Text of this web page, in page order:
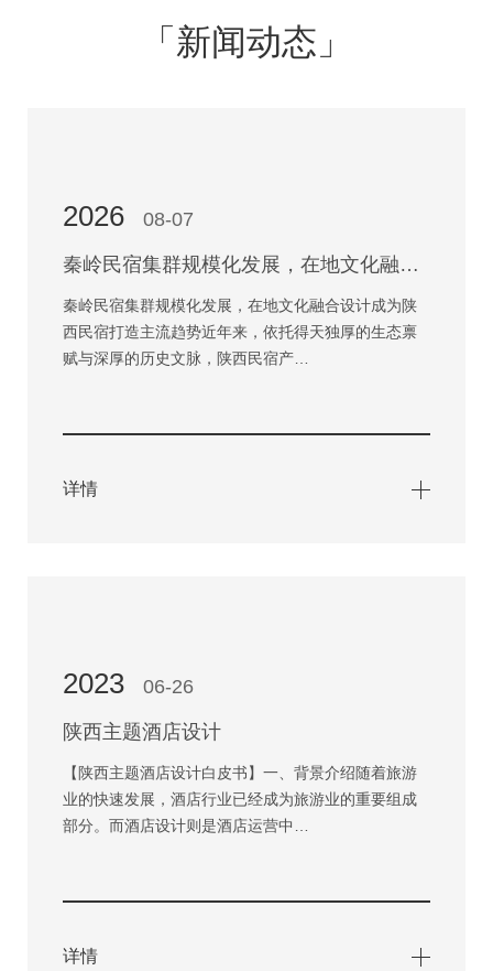
「新闻动态」
2026 08-07
秦岭民宿集群规模化发展，在地文化融合设计成为陕西民宿打造主流趋势
秦岭民宿集群规模化发展，在地文化融合设计成为陕
西民宿打造主流趋势近年来，依托得天独厚的生态禀
赋与深厚的历史文脉，陕西民宿产…
详情
2023 06-26
陕西主题酒店设计
【陕西主题酒店设计白皮书】一、背景介绍随着旅游
业的快速发展，酒店行业已经成为旅游业的重要组成
部分。而酒店设计则是酒店运营中…
详情